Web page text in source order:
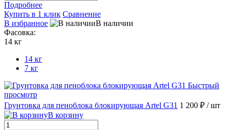
Подробнее
Купить в 1 клик Сравнение
В избранное
В наличии
Фасовка:
14 кг
14 кг
7 кг
Быстрый
просмотр
Грунтовка для пеноблока блокирующая Artel G31 1 200 ₽ / шт
В корзину